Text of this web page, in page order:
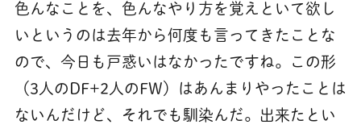
色んなことを、色んなやり方を覚えといて欲し
いというのは去年から何度も言ってきたことな
ので、今日も戸惑いはなかったですね。この形
（3人のDF+2人のFW）はあんまりやったことは
ないんだけど、それでも馴染んだ。出来たとい